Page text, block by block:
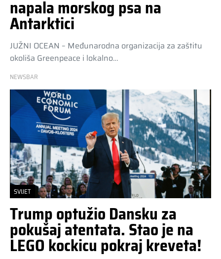
napala morskog psa na
Antarktici
JUŽNI OCEAN – Međunarodna organizacija za zaštitu
okoliša Greenpeace i lokalno…
NEWSBAR
SVIJET
Trump optužio Dansku za
pokušaj atentata. Stao je na
LEGO kockicu pokraj kreveta!